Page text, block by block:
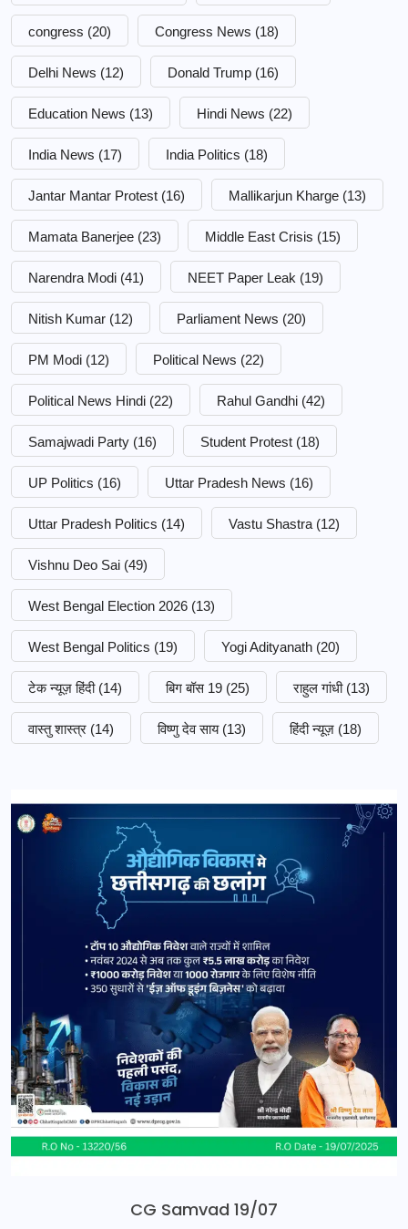
congress (20) Congress News (18)
Delhi News (12) Donald Trump (16)
Education News (13) Hindi News (22)
India News (17) India Politics (18)
Jantar Mantar Protest (16) Mallikarjun Kharge (13)
Mamata Banerjee (23) Middle East Crisis (15)
Narendra Modi (41) NEET Paper Leak (19)
Nitish Kumar (12) Parliament News (20)
PM Modi (12) Political News (22)
Political News Hindi (22) Rahul Gandhi (42)
Samajwadi Party (16) Student Protest (18)
UP Politics (16) Uttar Pradesh News (16)
Uttar Pradesh Politics (14) Vastu Shastra (12)
Vishnu Deo Sai (49)
West Bengal Election 2026 (13)
West Bengal Politics (19) Yogi Adityanath (20)
टेक न्यूज़ हिंदी (14) बिग बॉस 19 (25) राहुल गांधी (13)
वास्तु शास्त्र (14) विष्णु देव साय (13) हिंदी न्यूज़ (18)
CG Samvad 19/07